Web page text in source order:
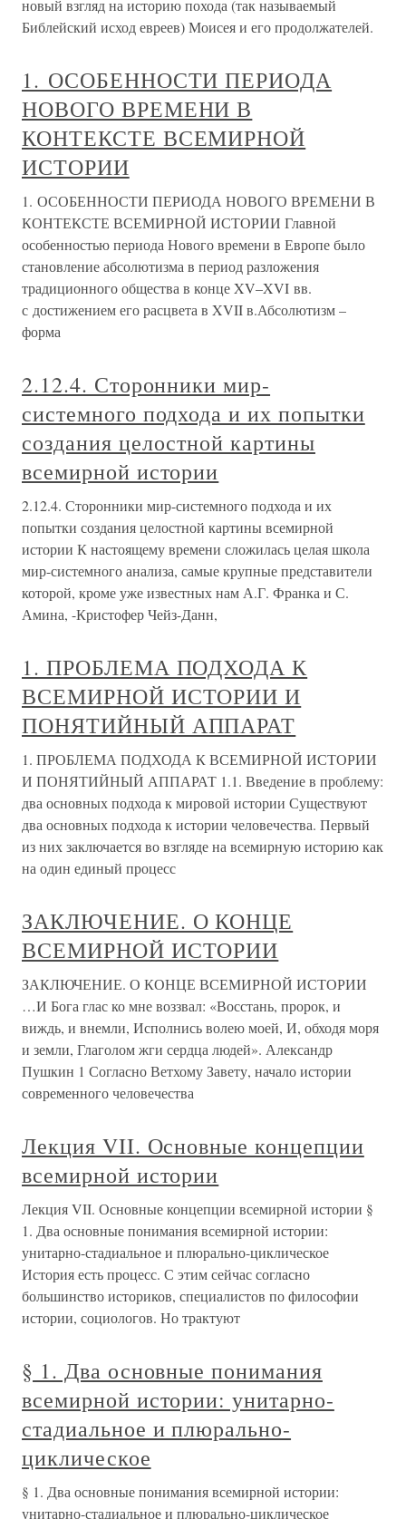
новый взгляд на историю похода (так называемый
Библейский исход евреев) Моисея и его продолжателей.
1. ОСОБЕННОСТИ ПЕРИОДА
НОВОГО ВРЕМЕНИ В
КОНТЕКСТЕ ВСЕМИРНОЙ
ИСТОРИИ
1. ОСОБЕННОСТИ ПЕРИОДА НОВОГО ВРЕМЕНИ В
КОНТЕКСТЕ ВСЕМИРНОЙ ИСТОРИИ Главной
особенностью периода Нового времени в Европе было
становление абсолютизма в период разложения
традиционного общества в конце XV–XVI вв.
с достижением его расцвета в XVII в.Абсолютизм –
форма
2.12.4. Сторонники мир-
системного подхода и их попытки
создания целостной картины
всемирной истории
2.12.4. Сторонники мир-системного подхода и их
попытки создания целостной картины всемирной
истории К настоящему времени сложилась целая школа
мир-системного анализа, самые крупные представители
которой, кроме уже известных нам А.Г. Франка и С.
Амина, -Кристофер Чейз-Данн,
1. ПРОБЛЕМА ПОДХОДА К
ВСЕМИРНОЙ ИСТОРИИ И
ПОНЯТИЙНЫЙ АППАРАТ
1. ПРОБЛЕМА ПОДХОДА К ВСЕМИРНОЙ ИСТОРИИ
И ПОНЯТИЙНЫЙ АППАРАТ 1.1. Введение в проблему:
два основных подхода к мировой истории Существуют
два основных подхода к истории человечества. Первый
из них заключается во взгляде на всемирную историю как
на один единый процесс
ЗАКЛЮЧЕНИЕ. О КОНЦЕ
ВСЕМИРНОЙ ИСТОРИИ
ЗАКЛЮЧЕНИЕ. О КОНЦЕ ВСЕМИРНОЙ ИСТОРИИ
…И Бога глас ко мне воззвал: «Восстань, пророк, и
виждь, и внемли, Исполнись волею моей, И, обходя моря
и земли, Глаголом жги сердца людей». Александр
Пушкин 1 Согласно Ветхому Завету, начало истории
современного человечества
Лекция VII. Основные концепции
всемирной истории
Лекция VII. Основные концепции всемирной истории §
1. Два основные понимания всемирной истории:
унитарно-стадиальное и плюрально-циклическое
История есть процесс. С этим сейчас согласно
большинство историков, специалистов по философии
истории, социологов. Но трактуют
§ 1. Два основные понимания
всемирной истории: унитарно-
стадиальное и плюрально-
циклическое
§ 1. Два основные понимания всемирной истории:
унитарно-стадиальное и плюрально-циклическое